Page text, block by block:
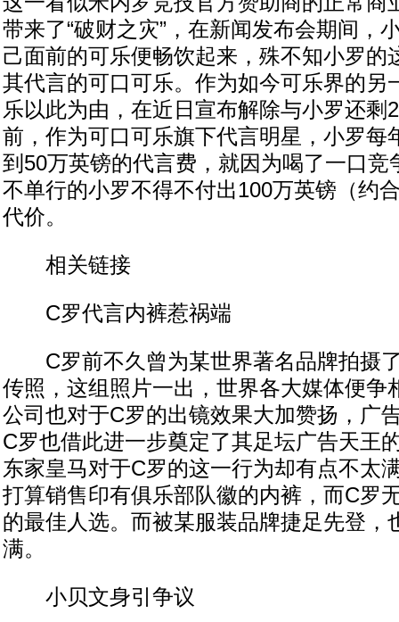
带来了“破财之灾”，在新闻发布会期间，
己面前的可乐便畅饮起来，殊不知小罗的
其代言的可口可乐。作为如今可乐界的另
乐以此为由，在近日宣布解除与小罗还剩
前，作为可口可乐旗下代言明星，小罗每
到50万英镑的代言费，就因为喝了一口竞
不单行的小罗不得不付出100万英镑（约
代价。
相关链接
C罗代言内裤惹祸端
C罗前不久曾为某世界著名品牌拍摄
传照，这组照片一出，世界各大媒体便争
公司也对于C罗的出镜效果大加赞扬，广
C罗也借此进一步奠定了其足坛广告天王
东家皇马对于C罗的这一行为却有点不太
打算销售印有俱乐部队徽的内裤，而C罗
的最佳人选。而被某服装品牌捷足先登，
满。
小贝文身引争议